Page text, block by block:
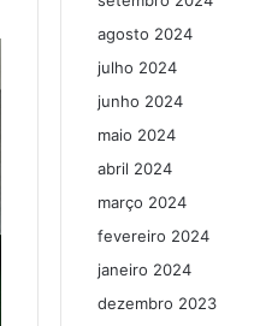
agosto 2024
julho 2024
junho 2024
maio 2024
abril 2024
março 2024
fevereiro 2024
janeiro 2024
dezembro 2023